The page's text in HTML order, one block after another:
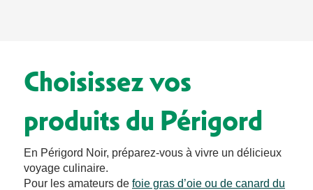
Choisissez vos
produits du Périgord
En Périgord Noir, préparez-vous à vivre un délicieux
voyage culinaire.
Pour les amateurs de foie gras d’oie ou de canard du